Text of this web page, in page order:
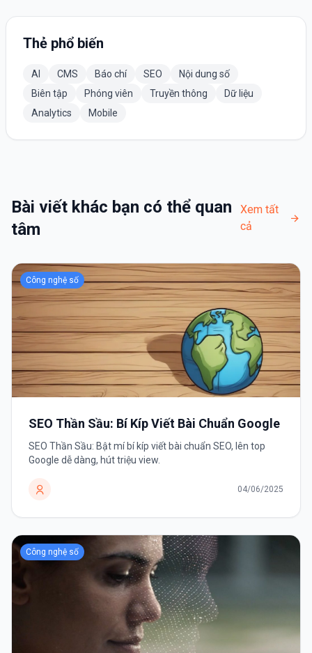
Thẻ phổ biến
AI CMS Báo chí SEO
Nội dung số
Biên tập
Phóng viên Truyền thông
Dữ liệu
Analytics
Mobile
Bài viết khác bạn có thể quan
tâm
Xem tất
cả
Công nghệ số
SEO Thần Sầu: Bí Kíp Viết Bài Chuẩn Google
SEO Thần Sầu: Bật mí bí kíp viết bài chuẩn SEO, lên top
Google dễ dàng, hút triệu view.
04/06/2025
Công nghệ số